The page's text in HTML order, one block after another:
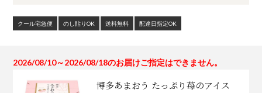
クール宅急便 のし貼りOK 送料無料 配達日指定OK
2026/08/10～2026/08/18のお届けご指定はできません。
博多あまおう たっぷり苺のアイス